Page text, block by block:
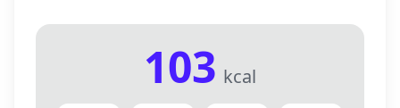
103 kcal